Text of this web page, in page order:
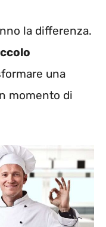
la differenza.
una
momento di